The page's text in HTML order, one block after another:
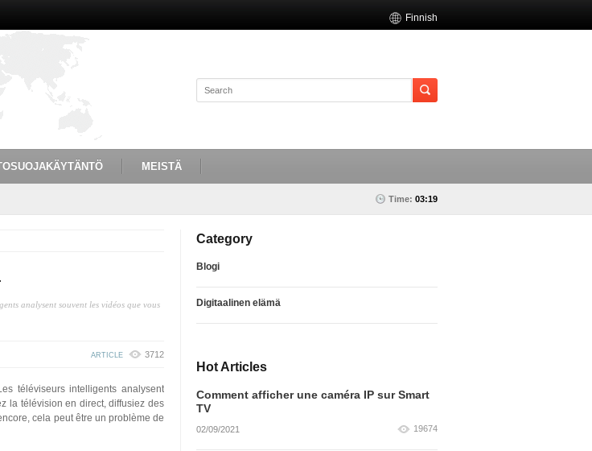
Finnish
MEISTÄ
Time: 03:19
analysent souvent les vidéos que vous
ARTICLE 3712
téléviseurs intelligents analysent
la télévision en direct, diffusiez des
cela peut être un problème de
Category
Blogi
Digitaalinen elämä
Hot Articles
Comment afficher une caméra IP sur Smart
TV
02/09/2021 19674